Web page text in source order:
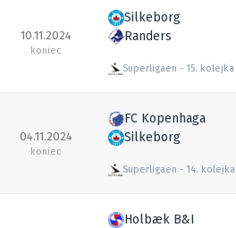
10.11.2024
koniec
Silkeborg
Randers
Superligaen 15. kolejka
04.11.2024
koniec
FC Kopenhaga
Silkeborg
Superligaen 14. kolejka
Holbæk B&I